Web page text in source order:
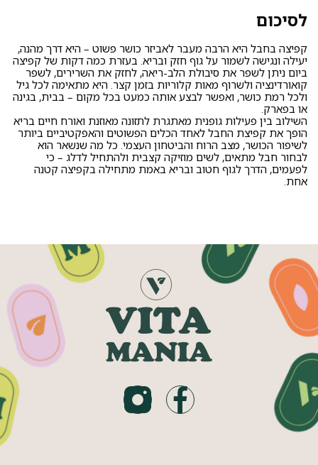
לסיכום
קפיצה בחבל היא הרבה מעבר לאביזר כושר פשוט – היא דרך מהנה,
יעילה ונגישה לשמור על גוף חזק ובריא. בעזרת כמה דקות של קפיצה
ביום ניתן לשפר את סיבולת הלב-ריאה, לחזק את השרירים, לשפר
קואורדינציה ולשרוף מאות קלוריות בזמן קצר. היא מתאימה לכל גיל
ולכל רמת כושר, ואפשר לבצע אותה כמעט בכל מקום – בבית, בגינה
או בפארק.
השילוב בין פעילות גופנית מאתגרת לתזונה מאוזנת ואורח חיים בריא
הופך את קפיצת החבל לאחד הכלים הפשוטים והאפקטיביים ביותר
לשיפור הכושר, מצב הרוח והביטחון העצמי. כל מה שנשאר הוא
לבחור חבל מתאים, לשים מוזיקה קצבית ולהתחיל לדלג – כי
לפעמים, הדרך לגוף חטוב ובריא באמת מתחילה בקפיצה קטנה
אחת.